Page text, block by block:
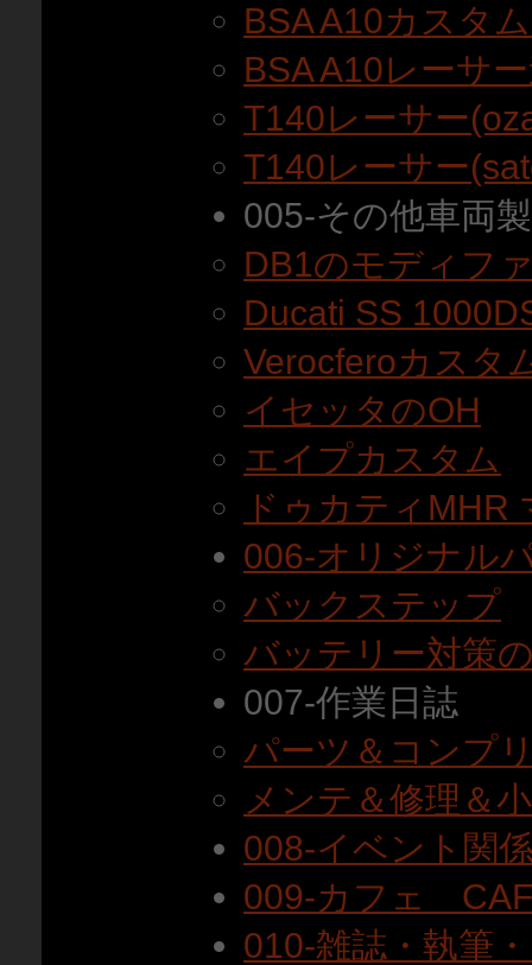
BSA A10カスタ
BSA A10レーサ
T140レーサー
T140レーサー
005-その他車両
DB1のモディフ
Ducati SS
Verocferoカスタ
イセッタのOH
エイプカスタム
ドゥカティMHR
006-オリジナル
バックステップ
バッテリー対策
007-作業日誌
パーツ＆コンプ
メンテ＆修理＆
008-イベント関
009-カフェ
010-雑誌・執筆